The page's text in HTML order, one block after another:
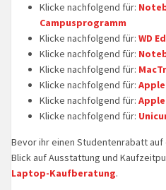
Klicke nachfolgend für:
Campusprogramm
Klicke nachfolgend für: WD
Klicke nachfolgend für:
Klicke nachfolgend für:
Klicke nachfolgend für:
Klicke nachfolgend für:
Klicke nachfolgend für:
Bevor ihr einen Studentenrabatt
Blick auf Ausstattung und
Laptop-Kaufberatung.